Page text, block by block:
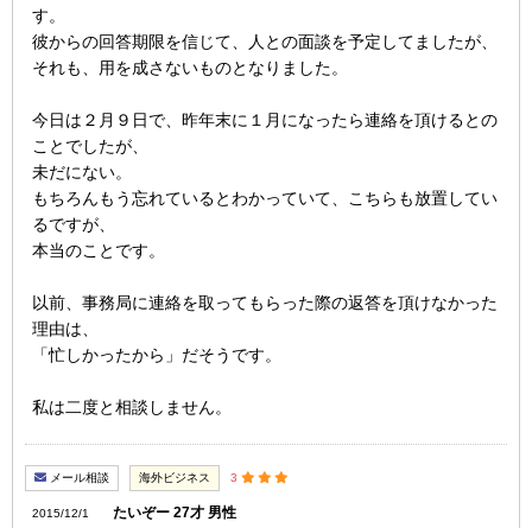
す。
彼からの回答期限を信じて、人との面談を予定してましたが、
それも、用を成さないものとなりました。
今日は２月９日で、昨年末に１月になったら連絡を頂けるとの
ことでしたが、
未だにない。
もちろんもう忘れているとわかっていて、こちらも放置してい
るですが、
本当のことです。
以前、事務局に連絡を取ってもらった際の返答を頂けなかった
理由は、
「忙しかったから」だそうです。
私は二度と相談しません。
メール相談 海外ビジネス 3
2015/12/1 たいぞー 27才 男性